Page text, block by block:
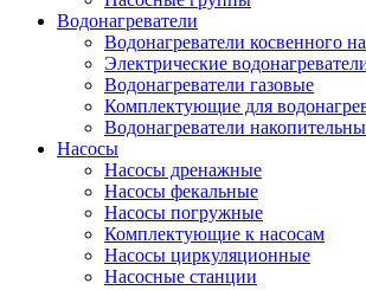
Водонагреватели
Водонагреватели косвенного
Электрические
Водонагреватели газовые
Комплектующие для
Водонагреватели
Насосы
Насосы дренажные
Насосы фекальные
Насосы погружные
Комплектующие к насосам
Насосы циркуляционные
Насосные станции